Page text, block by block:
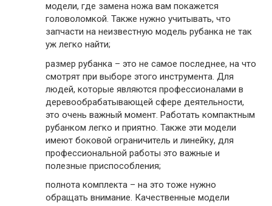
модели, где замена ножа вам покажется
головоломкой. Также нужно учитывать, что
запчасти на неизвестную модель рубанка не так
уж легко найти;
размер рубанка – это не самое последнее, на что
смотрят при выборе этого инструмента. Для
людей, которые являются профессионалами в
деревообрабатывающей сфере деятельности,
это очень важный момент. Работать компактным
рубанком легко и приятно. Также эти модели
имеют боковой ограничитель и линейку, для
профессиональной работы это важные и
полезные приспособления;
полнота комплекта – на это тоже нужно
обращать внимание. Качественные модели